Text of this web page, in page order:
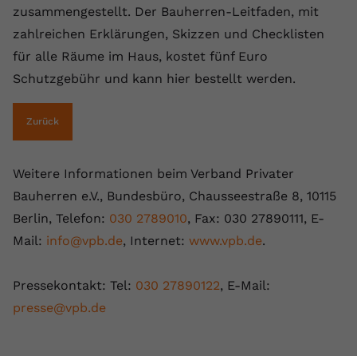
zusammengestellt. Der Bauherren-Leitfaden, mit
zahlreichen Erklärungen, Skizzen und Checklisten
für alle Räume im Haus, kostet fünf Euro
Schutzgebühr und kann hier bestellt werden.
Zurück
Weitere Informationen beim Verband Privater
Bauherren e.V., Bundesbüro, Chausseestraße 8, 10115
Berlin, Telefon: 030 2789010, Fax: 030 27890111, E-
Mail: info@vpb.de, Internet: www.vpb.de.
Pressekontakt: Tel: 030 27890122, E-Mail:
presse@vpb.de